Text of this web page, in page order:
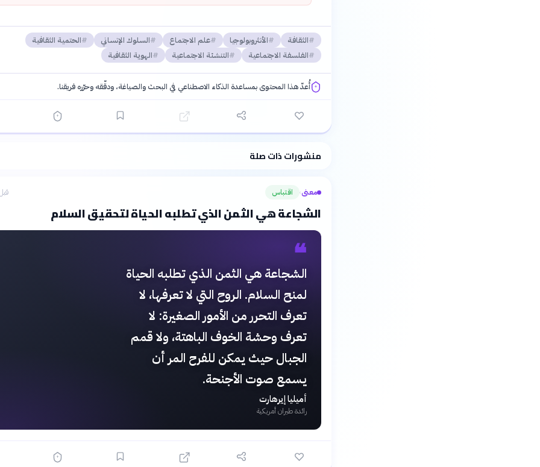
الثقافة الأنثروبولوجيا علم الاجتماع السلوك الإنساني
الحتمية الثقافية
الفلسفة الاجتماعية
التنشئة الاجتماعية الهوية الثقافية
أُعدّ هذا المحتوى بمساعدة الذكاء الاصطناعي في البحث والصياغة، ودقّقه وحرّره فريقنا.
منشورات ذات صلة
معنى› اقتباس قبل 43
الشجاعة هي الثمن الذي تطلبه الحياة لتحقيق السلام
❝
الشجاعة هي الثمن الذي تطلبه الحياة
لمنح السلام. الروح التي لا تعرفها، لا
تعرف التحرر من الأمور الصغيرة: لا
تعرف وحشة الخوف الباهتة، ولا قمم
الجبال حيث يمكن للفرح المر أن
يسمع صوت الأجنحة.
أميليا إيرهارت
رائدة طيران أمريكية